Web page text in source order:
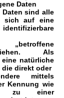
Daten
Daten sind alle
sich auf eine
Als
natürliche
die direkt oder
mittels
Kennung wie
zu einer